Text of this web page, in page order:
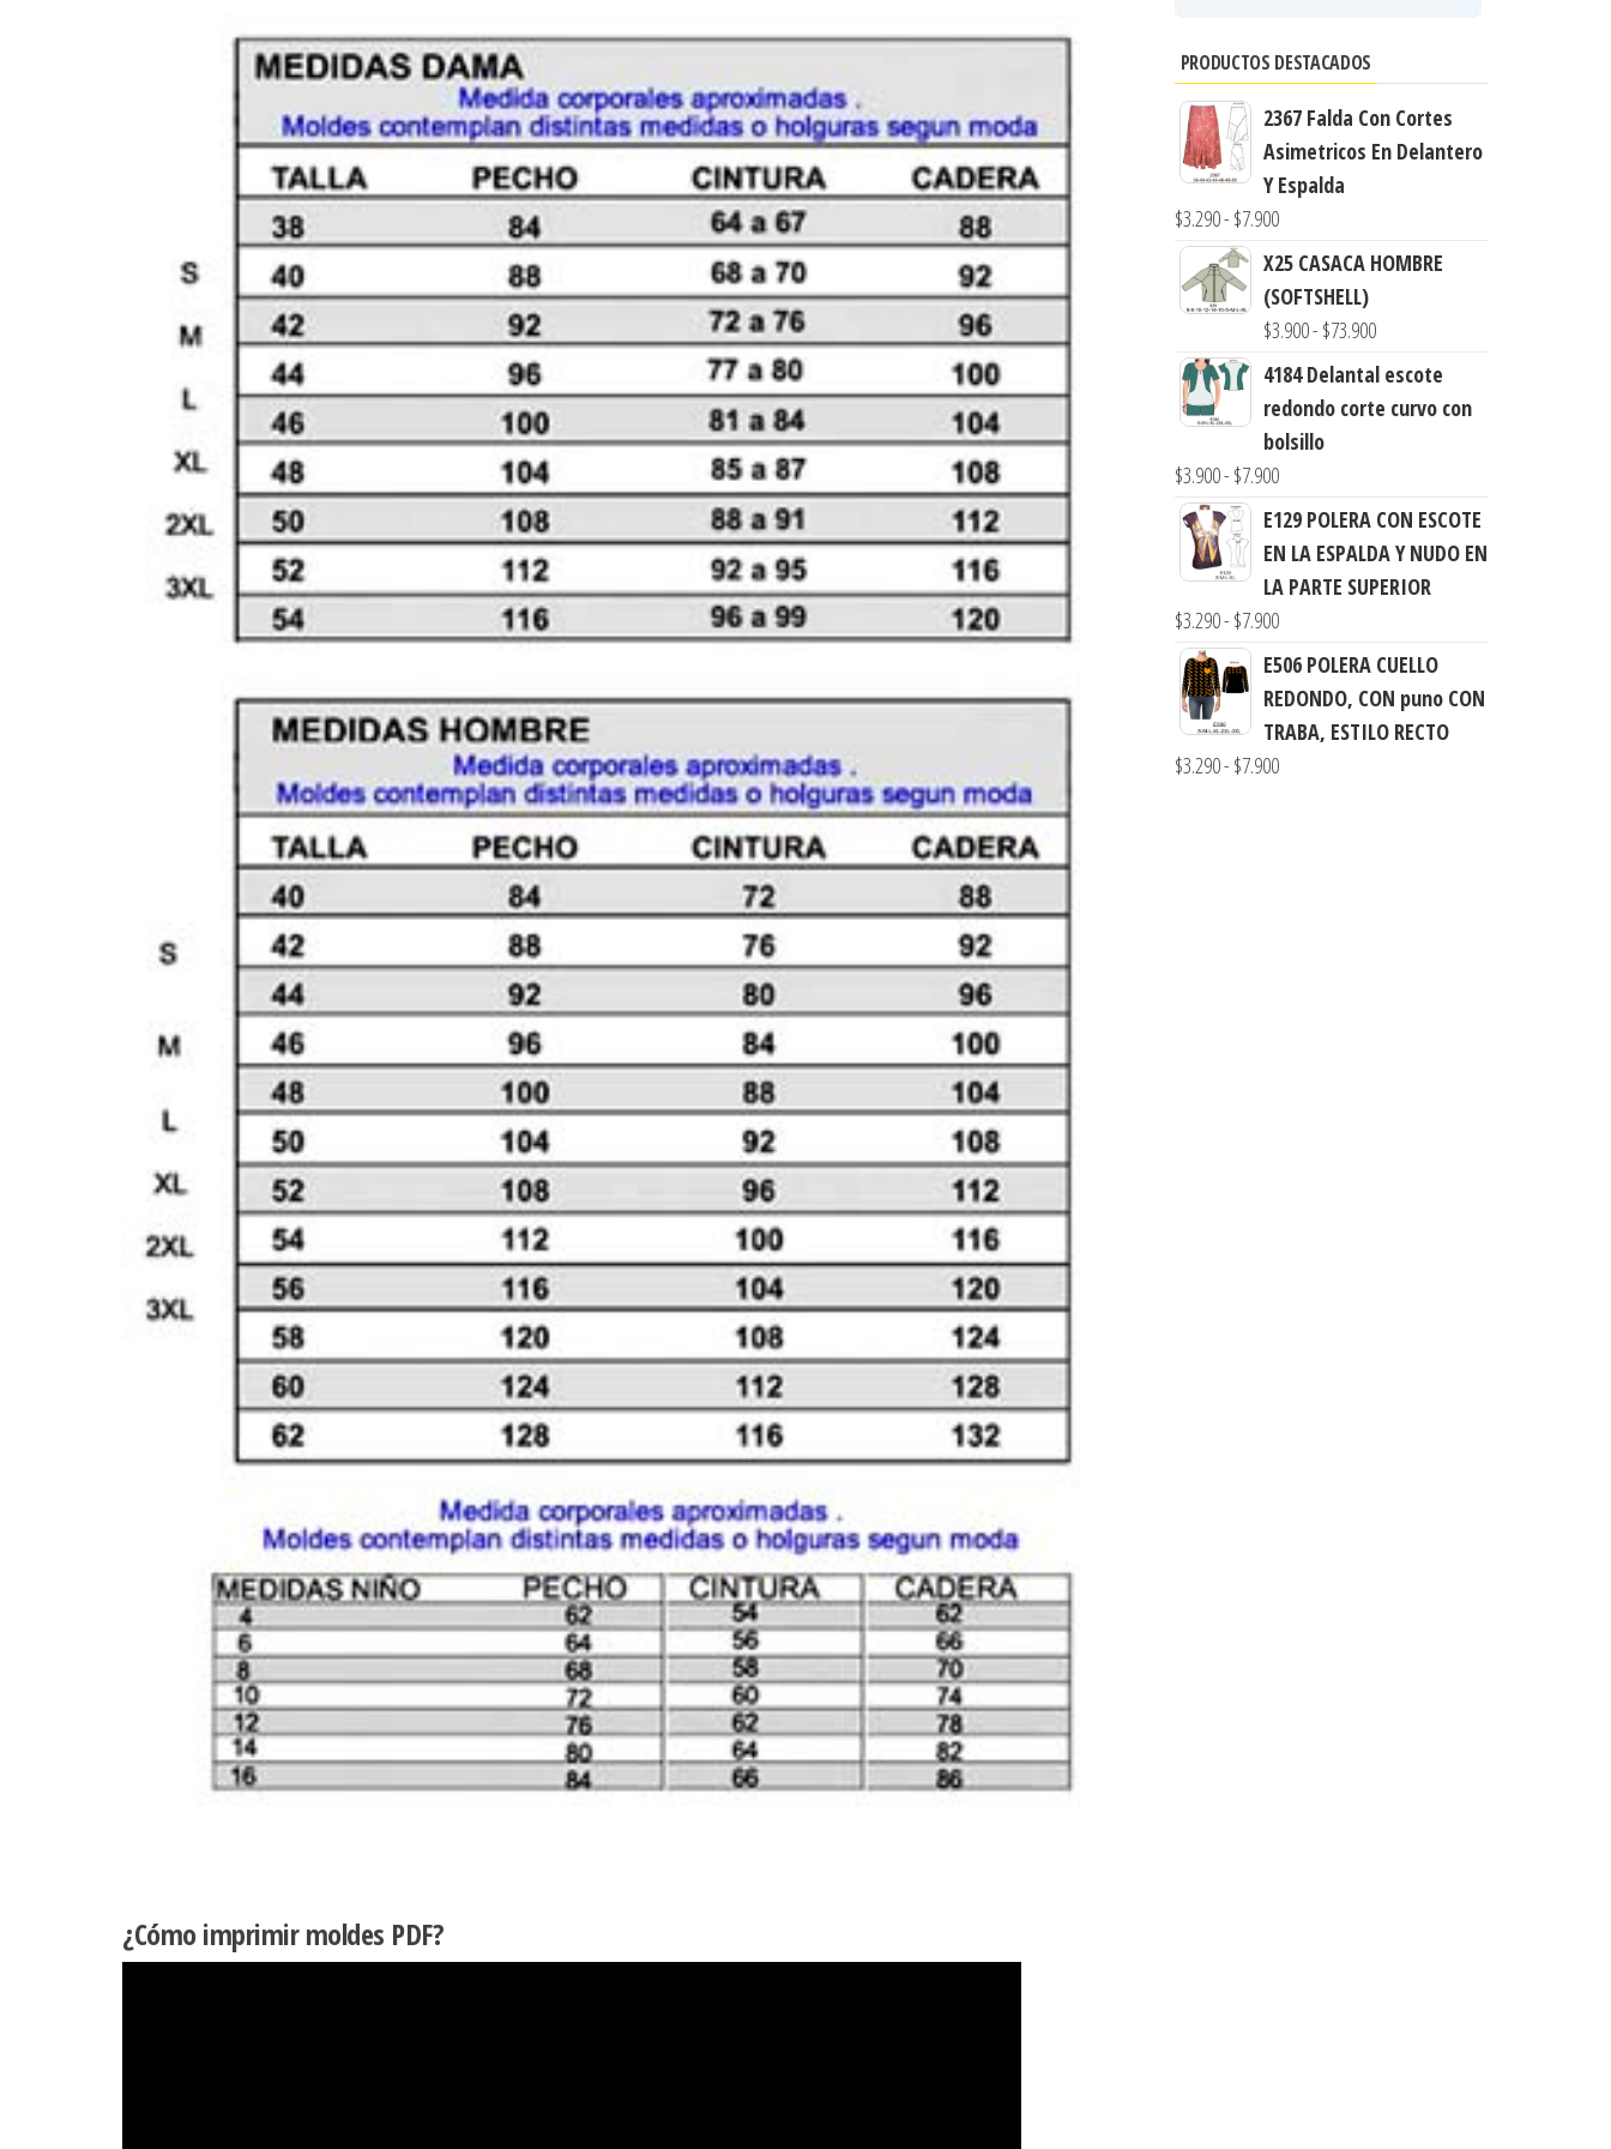
¿Cómo imprimir moldes PDF?
PRODUCTOS DESTACADOS
2367 Falda Con Cortes
Asimetricos En Delantero
Y Espalda
$3.290- $7.900Rango
de
precios:
desde
hasta
$7.900
X25 CASACA HOMBRE
(SOFTSHELL)
$3.900- $73.900Rango
de
$73.900
4184 Delantal escote
redondo corte curvo con
bolsillo
$3.900- $7.900Rango
de
precios:
desde
$3.900
$7.900
E129 POLERA CON ESCOTE
EN LA ESPALDA Y NUDO EN
LA PARTE SUPERIOR
$3.290- $7.900Rango
de
precios:
desde
$3.290
E506 POLERA CUELLO
REDONDO, CON puno CON
TRABA, ESTILO RECTO
$3.290- $7.900Rango